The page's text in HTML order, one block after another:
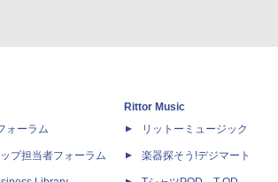
ォーラム
プ担当者フォーラム
Rittor Music
リットーミュージック
楽器探そう!デジマート